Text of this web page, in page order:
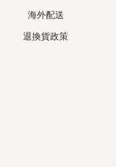
海外配送
退換貨政策